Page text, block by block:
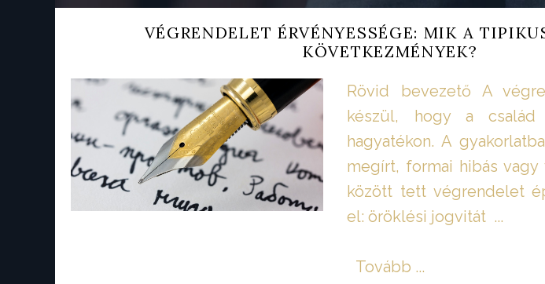
VÉGRENDELET ÉRVÉNYESSÉGE: MIK A
KÖVETKEZMÉNYEK?
Rövid bevezető A
készül, hogy a család
hagyatékon. A
megírt, formai hibás
között tett végrendelet
el: öröklési jogvitát ...
Tovább ...